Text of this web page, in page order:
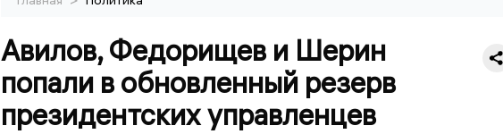
Авилов, Федорищев и Шерин
попали в обновленный резерв
президентских управленцев